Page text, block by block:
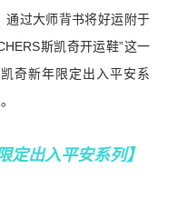
通过大师背书将好运附于
斯凯奇开运鞋”这一
奇新年限定出入平安系
定出入平安系列】